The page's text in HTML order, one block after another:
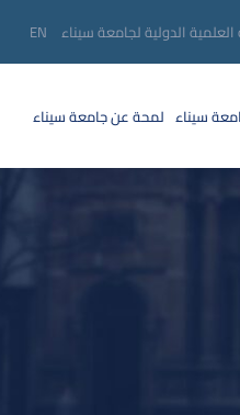
العلمية الدولية لجامعة سيناء EN
سيناء لمحة عن جامعة سيناء